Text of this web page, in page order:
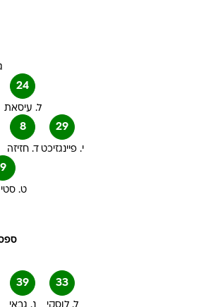
24
ל. עיסאת
8
ד. חזיזה
29
י. פיינגזיכט
9
ט.
39
נ. גבאי
33
ל. לוסקי